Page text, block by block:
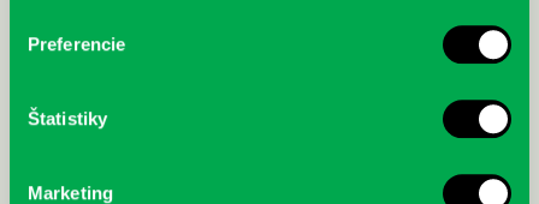
Preferencie
Štatistiky
Marketing
cyklistu modernej doby: